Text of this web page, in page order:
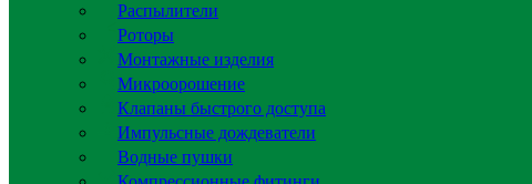
Распылители
Роторы
Монтажные изделия
Микроорошение
Клапаны быстрого доступа
Импульсные дождеватели
Водные пушки